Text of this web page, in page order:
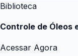
Biblioteca
Controle de Óleos
Acessar Agora